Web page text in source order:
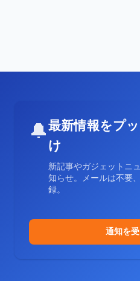
🔔最新情報をプ
け
新記事やガジェットニ
知らせ。メールは不要
録。
通知を